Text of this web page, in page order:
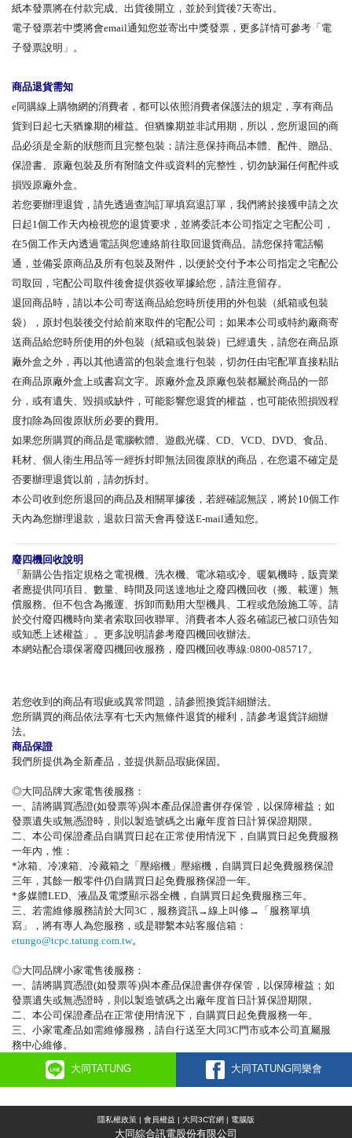
紙本發票將在付款完成、出貨後開立，並於到貨後7天寄出。
電子發票若中獎將會email通知您並寄出中獎發票，更多詳情可參考「電
子發票說明」。
商品退貨需知
e同購線上購物網的消費者，都可以依照消費者保護法的規定，享有商品
貨到日起七天猶豫期的權益。但猶豫期並非試用期，所以，您所退回的商
品必須是全新的狀態而且完整包裝；請注意保持商品本體、配件、贈品、
保證書、原廠包裝及所有附隨文件或資料的完整性，切勿缺漏任何配件或
損毀原廠外盒。
若您要辦理退貨，請先透過查詢訂單填寫退訂單，我們將於接獲申請之次
日起1個工作天內檢視您的退貨要求，並將委託本公司指定之宅配公司，
在5個工作天內透過電話與您連絡前往取回退貨商品。請您保持電話暢
通，並備妥原商品及所有包裝及附件，以便於交付予本公司指定之宅配公
司取回，宅配公司取件後會提供簽收單據給您，請注意留存。
退回商品時，請以本公司寄送商品給您時所使用的外包裝（紙箱或包裝
袋），原封包裝後交付給前來取件的宅配公司；如果本公司或特約廠商寄
送商品給您時所使用的外包裝（紙箱或包裝袋）已經遺失，請您在商品原
廠外盒之外，再以其他適當的包裝盒進行包裝，切勿任由宅配單直接粘貼
在商品原廠外盒上或書寫文字。原廠外盒及原廠包裝都屬於商品的一部
分，或有遺失、毀損或缺件，可能影響您退貨的權益，也可能依照損毀程
度扣除為回復原狀所必要的費用。
如果您所購買的商品是電腦軟體、遊戲光碟、CD、VCD、DVD、食品、
耗材、個人衛生用品等一經拆封即無法回復原狀的商品，在您還不確定是
否要辦理退貨以前，請勿拆封。
本公司收到您所退回的商品及相關單據後，若經確認無誤，將於10個工作
天內為您辦理退款，退款日當天會再發送E-mail通知您。
廢四機回收說明
「新購公告指定規格之電視機、洗衣機、電冰箱或冷、暖氣機時，販賣業
者應提供同項目、數量、時間及同送達地址之廢四機回收（搬、載運）無
償服務。但不包含為搬運、拆卸而動用大型機具、工程或危險施工等。請
於交付廢四機時向業者索取回收聯單。消費者本人簽名確認已被口頭告知
或知悉上述權益」。更多說明請參考廢四機回收辦法。
本網站配合環保署廢四機回收服務，廢四機回收專線:0800-085717。
若您收到的商品有瑕疵或異常問題，請參照換貨詳細辦法。
您所購買的商品依法享有七天內無條件退貨的權利，請參考退貨詳細辦
法。
商品保證
我們所提供為全新產品，並提供新品瑕疵保固。
◎大同品牌大家電售後服務：
一、請將購買憑證(如發票等)與本產品保證書併存保管，以保障權益；如
發票遺失或無憑證時，則以製造號碼之出廠年度首日計算保證期限。
二、本公司保證產品自購買日起在正常使用情況下，自購買日起免費服務
一年內，惟：
*冰箱、冷凍箱、冷藏箱之「壓縮機」壓縮機，自購買日起免費服務保證
三年，其餘一般零件仍自購買日起免費服務保證一年。
*多媒體LED、液晶及電漿顯示器全機，自購買日起免費服務三年。
三、若需維修服務請於大同3C，服務資訊→線上叫修→「服務單填
寫」，將有專人為您服務， 或是聯繫本站客服信箱：
etungo@tcpc.tatung.com.tw。
◎大同品牌小家電售後服務：
一、請將購買憑證(如發票等)與本產品保證書併存保管，以保障權益；如
發票遺失或無憑證時，則以製造號碼之出廠年度首日計算保證期限。
二、本公司保證產品在正常使用情況下，自購買日起免費服務一年。
三、小家電產品如需維修服務，請自行送至大同3C門市或本公司直屬服
務中心維修。
大同TATUNG 大同TATUNG同樂會
隱私權政策 | 會員權益 | 大同3C官網 | 電腦版
大同綜合訊電股份有限公司